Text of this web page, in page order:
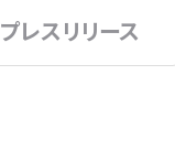
プレスリリース